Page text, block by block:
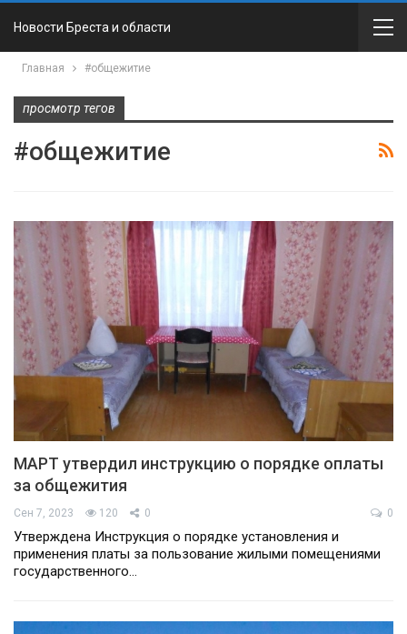
Новости Бреста и области
Главная #общежитие
просмотр тегов
#общежитие
МАРТ утвердил инструкцию о порядке оплаты
за общежития
Сен 7, 2023 120 0 0
Утверждена Инструкция о порядке установления и
применения платы за пользование жилыми помещениями
государственного…